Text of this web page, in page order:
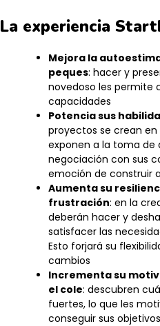
La experiencia
Mejora la
peques: hacer y
novedoso les permite
capacidades
Potencia sus
proyectos se crean en
exponen a la toma de
negociación con sus
emoción de construir
Aumenta su
frustración: en la
deberán hacer y
satisfacer las
Esto forjará su
cambios
Incrementa su
el cole: descubren
fuertes, lo que les
conseguir sus